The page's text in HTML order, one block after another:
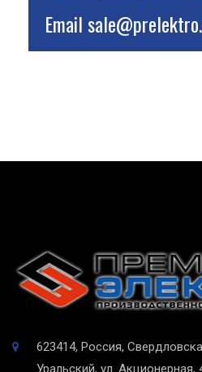
Email
623414, Россия,
Уральский, ул. Акционерная,